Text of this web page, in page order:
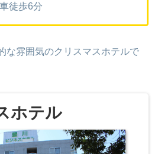
徒歩6分
な雰囲気のクリスマスホテルで
ホテル